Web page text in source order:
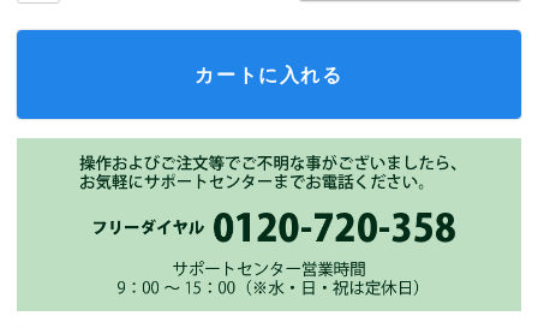
カートに入れる